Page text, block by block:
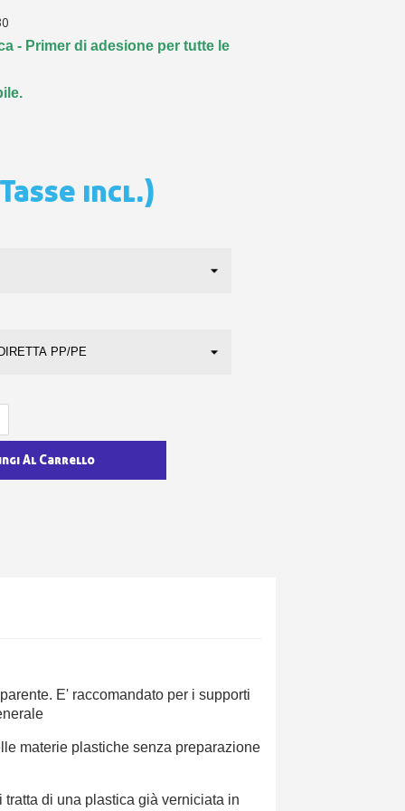
per ogni referral
5€ di sconto
- Primer di adesione per tutte le
incl.)
Al Carrello
E' raccomandato per i supporti
materie plastiche senza preparazione
di una plastica già verniciata in